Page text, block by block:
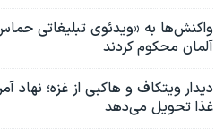
واکنش‌ها به «ویدئوی تبلیغاتی
آلمان محکوم کردند
غذا تحویل می‌دهد